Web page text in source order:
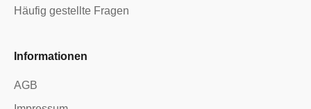
Häufig gestellte Fragen
Informationen
AGB